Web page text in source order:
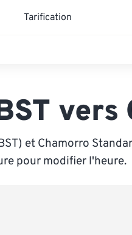
Tarification
vers
et Chamorro
pour modifier l'heure.